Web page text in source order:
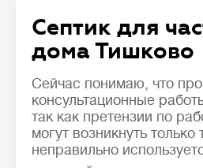
Септик для
дома Тишково
Сейчас понимаю, что
консультационные
так как претензии по
могут возникнуть только
неправильно